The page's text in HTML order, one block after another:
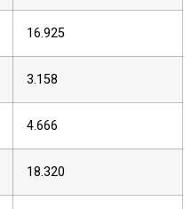
16.925
3.158
4.666
18.320